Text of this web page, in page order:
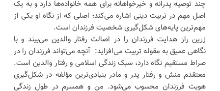
چند توصیه پدرانه و خیرخواهانه برای همه خانواده‌ها دارد و به یک
اصل مهم در تربیت دینی اشاره می‌کند؛ اصلی که از نگاه او یکی از
مهم‌ترین پایه‌های شکل‌گیری شخصیت فرزندان است.
زرین راز هدایت فرزندان را در اصالت رفتار والدین می‌بیند و با
نگاهی عمیق به مقوله‌ تربیت می‌افزاید: آنچه می‌تواند فرزندان را در
صراط مستقیم نگاه دارد، سبک زندگی اسلامی و رفتار والدین است.
معتقدم منش و رفتار پدر و مادر بنیادی‌ترین مؤلفه در شکل‌گیری
هویت فرزندان محسوب می‌شود. من و همسرم در طول زندگی